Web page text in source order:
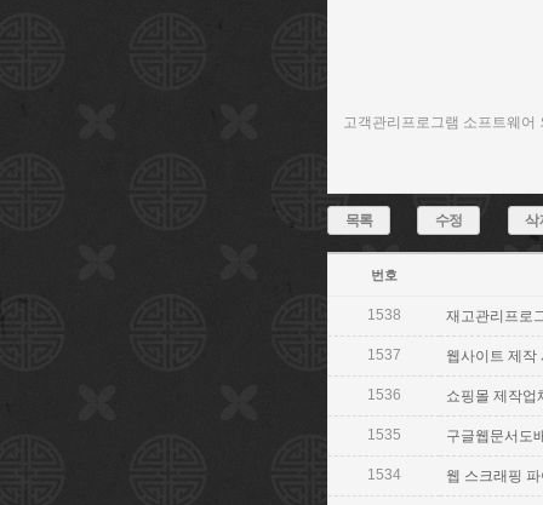
고객관리프로그램 소프트웨어
목록 수정 삭
번호
1538 재고관리프로
1537 웹사이트 제작
1536 쇼핑몰 제작업
1535 구글웹문서도
1534 웹 스크래핑